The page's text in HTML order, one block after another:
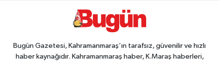
Bugün Gazetesi, Kahramanmaraş’ın tarafsız, güvenilir ve hızlı
haber kaynağıdır. Kahramanmaraş haber, K.Maraş haberleri,